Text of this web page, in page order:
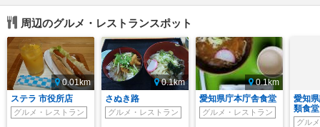
周辺のグルメ・レストランスポット
0.01km
ステラ 市役所店
グルメ・レストラン
0.1km
さぬき路
グルメ・レストラン
0.1km
愛知県庁本庁舎食堂
グルメ・レストラン
愛知
類食堂
グル